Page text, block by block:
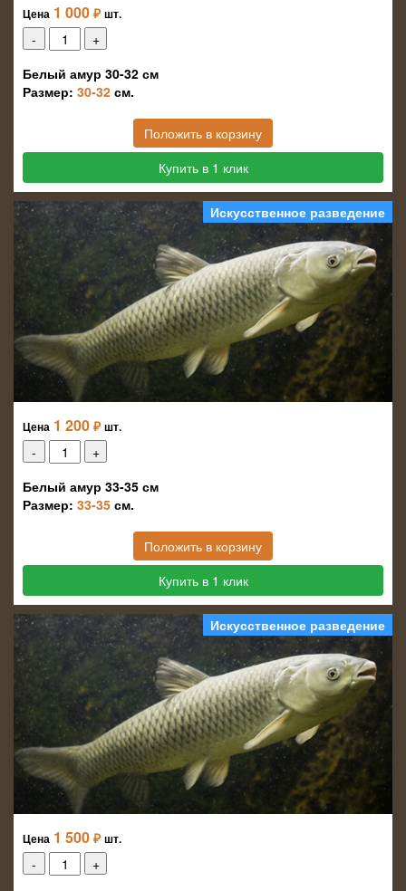
Цена 1 000 ₽ шт.
Белый амур 30-32 см
Размер: 30-32 см.
Положить в корзину
Купить в 1 клик
Искусственное разведение
Цена 1 200 ₽ шт.
Белый амур 33-35 см
Размер: 33-35 см.
Положить в корзину
Купить в 1 клик
Искусственное разведение
Цена 1 500 ₽ шт.